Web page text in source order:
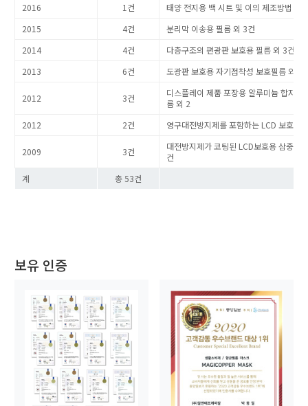
2016
1건
태양 전지용 백 시트 및 이의 제조방법
2015
4건
분리막 이송용 필름 외 3건
2014
4건
다층구조의 편광판 보호용 필름 외 3건
2013
6건 도광판 보호용 자기점착성 보호필름 외 5
2012 3건
디스플레이 제품 포장용 알루미늄 합지
름 외 2
2012
2건 영구대전방지제를 포함하는 LCD 보호용
2009 3건
대전방지제가 코팅된 LCD보호용 삼중 압
건
계
총 53건
보유 인증